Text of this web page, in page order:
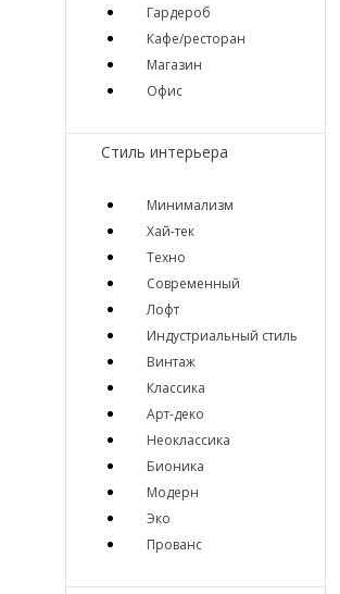
Гардероб
Кафе/ресторан
Магазин
Офис
Стиль интерьера
Минимализм
Хай-тек
Техно
Современный
Лофт
Индустриальный стиль
Винтаж
Классика
Арт-деко
Неоклассика
Бионика
Модерн
Эко
Прованс